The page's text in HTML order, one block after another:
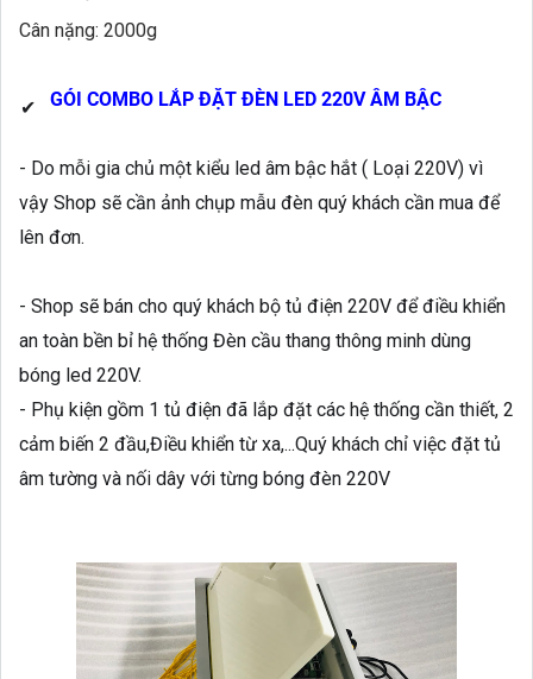
Cân nặng: 2000g
✔ GÓI COMBO LẮP ĐẶT ĐÈN LED 220V ÂM BẬC
- Do mỗi gia chủ một kiểu led âm bậc hắt ( Loại 220V) vì
vậy Shop sẽ cần ảnh chụp mẫu đèn quý khách cần mua để
lên đơn.
- Shop sẽ bán cho quý khách bộ tủ điện 220V để điều khiển
an toàn bền bỉ hệ thống Đèn cầu thang thông minh dùng
bóng led 220V.
- Phụ kiện gồm 1 tủ điện đã lắp đặt các hệ thống cần thiết, 2
cảm biến 2 đầu,Điều khiển từ xa,...Quý khách chỉ việc đặt tủ
âm tường và nối dây với từng bóng đèn 220V